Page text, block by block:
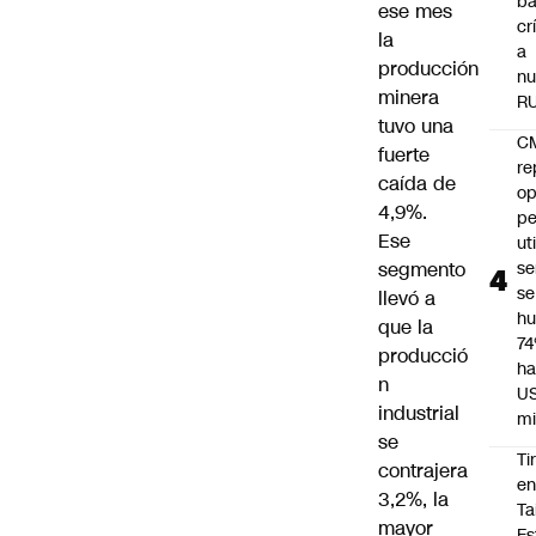
ese mes
la
producción
minera
tuvo una
fuerte
caída de
4,9%.
Ese
segmento
llevó a
que la
producció
n
industrial
se
contrajera
3,2%, la
mayor
a
se
en